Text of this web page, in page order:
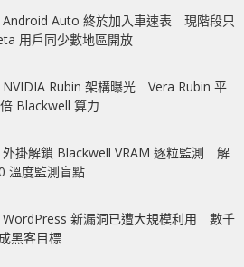
Android Auto 終於加入車速表 現階段只
用戶同少數地區開放
NVIDIA Rubin 架構曝光 Vera Rubin 平
Blackwell 算力
外掛解鎖 Blackwell VRAM 逐粒監測 解
溫度監測盲點
WordPress 新漏洞已遭大規模利用 數千
黑客目標